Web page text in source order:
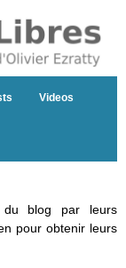
Videos
du blog par leurs
pour obtenir leurs